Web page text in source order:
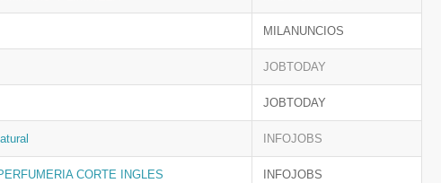
MILANUNCIOS
JOBTODAY
JOBTODAY
INFOJOBS
CORTE INGLES INFOJOBS